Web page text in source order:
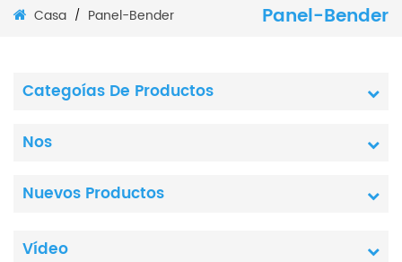
Panel-Bender
Casa / Panel-Bender
Categoías De Productos
Nos
Nuevos Productos
Vídeo